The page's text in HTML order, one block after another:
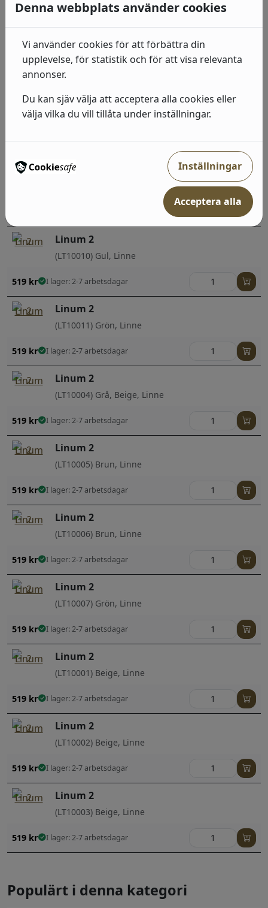
519kr I lager: 2-7 arbetsdagar
Linum 2
(LT10015) Brun, Linne
519kr I lager: 2-7 arbetsdagar
Linum 2
(LT10008) Grön, Linne
519kr I lager: 2-7 arbetsdagar
Linum 2
Linum 2
(LT10010) Gul, Linne
519 kr I lager: 2-7 arbetsdagar
Linum 2
(LT10011) Grön, Linne
519 kr I lager: 2-7 arbetsdagar
Linum 2
(LT10004) Grå, Beige, Linne
519 kr I lager: 2-7 arbetsdagar
Linum 2
(LT10005) Brun, Linne
519 kr I lager: 2-7 arbetsdagar
Linum 2
(LT10006) Brun, Linne
519 kr I lager: 2-7 arbetsdagar
Linum 2
(LT10007) Grön, Linne
519 kr I lager: 2-7 arbetsdagar
Linum 2
(LT10001) Beige, Linne
519 kr I lager: 2-7 arbetsdagar
Linum 2
(LT10002) Beige, Linne
519 kr I lager: 2-7 arbetsdagar
Linum 2
(LT10003) Beige, Linne
519 kr I lager: 2-7 arbetsdagar
Populärt i denna kategori
Denna webbplats använder cookies
Vi använder cookies för att förbättra din
upplevelse, för statistik och för att visa relevanta
annonser.
Du kan sjäv välja att acceptera alla cookies eller
välja vilka du vill tillåta under inställningar.
Inställningar
Acceptera alla